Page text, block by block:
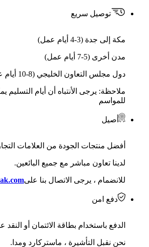
توصيل سريع
مكة إلى جدة (3-4 أيام عمل)
مدن أخرى (5-7 أيام عمل)
دول مجلس التعاون الخليجي (8-10 أيام عمل)
ملاحظة: يرجى الأنتباه أن أيام التسليم
للمواسم
أصيل
أفضل منتجات الجودة من العلامات
لدينا تعاون مباشر مع جميع البائعين.
للانضمام ، يرجى الاتصال بنا على
دفع امن
الدفع باستخدام بطاقة الائتمان أو النقد
نحن نقبل التأشيرة ، ماستركارد ومدا.